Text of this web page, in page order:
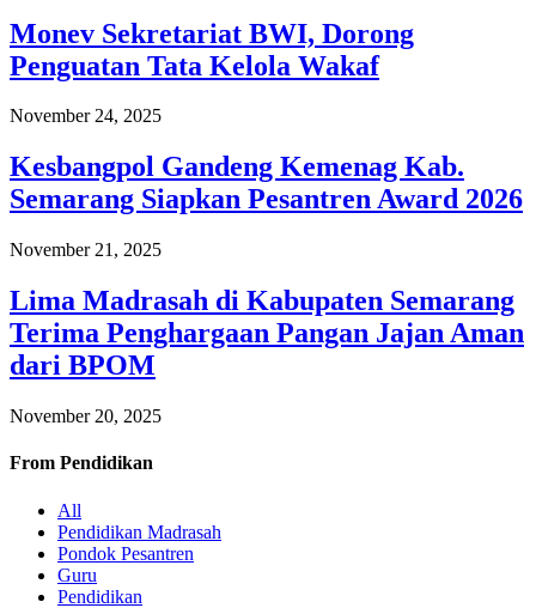
Monev Sekretariat BWI, Dorong
Penguatan Tata Kelola Wakaf
November 24, 2025
Kesbangpol Gandeng Kemenag Kab.
Semarang Siapkan Pesantren Award 2026
November 21, 2025
Lima Madrasah di Kabupaten Semarang
Terima Penghargaan Pangan Jajan Aman
dari BPOM
November 20, 2025
From Pendidikan
All
Pendidikan Madrasah
Pondok Pesantren
Guru
Pendidikan